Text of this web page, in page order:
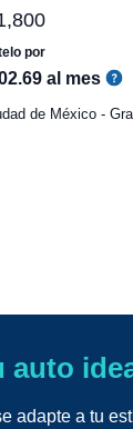
,800
por
.69 al mes
de México -
auto
adapte a tu